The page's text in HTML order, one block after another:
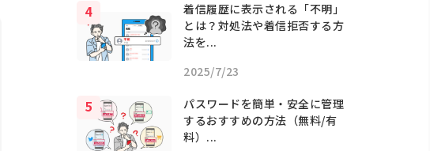
着信履歴に表示される「不明」
とは？対処法や着信拒否する方
法を...
2025/7/23
パスワードを簡単・安全に管理
するおすすめの方法（無料/有
料）...